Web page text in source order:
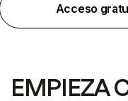
Acceso
EMPIEZA